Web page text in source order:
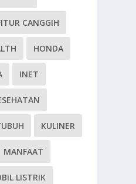
CANGGIH
HONDA
INET
KULINER
MANFAAT
LISTRIK